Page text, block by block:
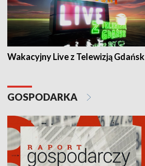
Wakacyjny Live z Telewizją Gdańsk
GOSPODARKA